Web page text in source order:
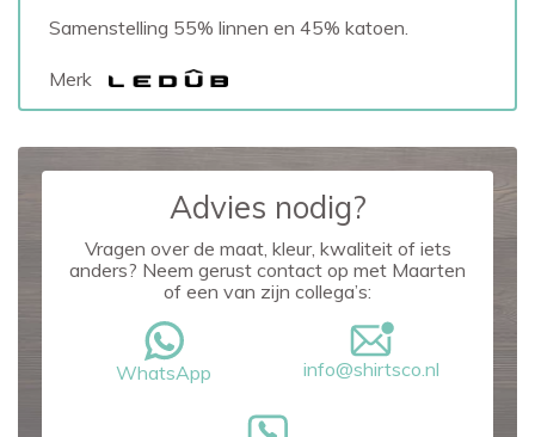
Samenstelling 55% linnen en 45% katoen.
Merk
Advies nodig?
Vragen over de maat, kleur, kwaliteit of iets
anders? Neem gerust contact op met Maarten
of een van zijn collega’s:
WhatsApp info@shirtsco.nl